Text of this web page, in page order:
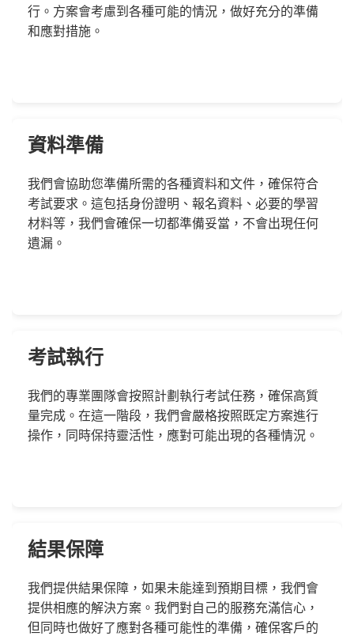
行。方案會考慮到各種可能的情況，做好充分的準備
和應對措施。
資料準備
我們會協助您準備所需的各種資料和文件，確保符合
考試要求。這包括身份證明、報名資料、必要的學習
材料等，我們會確保一切都準備妥當，不會出現任何
遺漏。
考試執行
我們的專業團隊會按照計劃執行考試任務，確保高質
量完成。在這一階段，我們會嚴格按照既定方案進行
操作，同時保持靈活性，應對可能出現的各種情況。
結果保障
我們提供結果保障，如果未能達到預期目標，我們會
提供相應的解決方案。我們對自己的服務充滿信心，
但同時也做好了應對各種可能性的準備，確保客戶的